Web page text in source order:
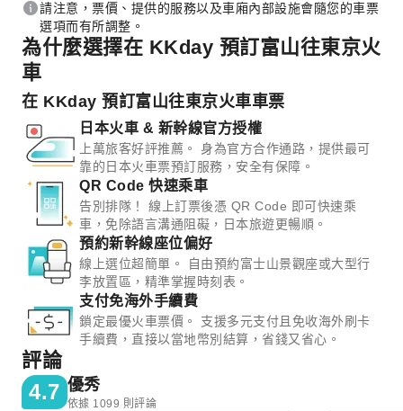
請注意，票價、提供的服務以及車廂內部設施會隨您的車票
選項而有所調整。
為什麼選擇在 KKday 預訂富山往東京火
車
在 KKday 預訂富山往東京火車車票
日本火車 & 新幹線官方授權
上萬旅客好評推薦。 身為官方合作通路，提供最可
靠的日本火車票預訂服務，安全有保障。
QR Code 快速乘車
告別排隊！ 線上訂票後憑 QR Code 即可快速乘
車，免除語言溝通阻礙，日本旅遊更暢順。
預約新幹線座位偏好
線上選位超簡單。 自由預約富士山景觀座或大型行
李放置區，精準掌握時刻表。
支付免海外手續費
鎖定最優火車票價。 支援多元支付且免收海外刷卡
手續費，直接以當地幣別結算，省錢又省心。
評論
4.7 優秀
依據 1099 則評論